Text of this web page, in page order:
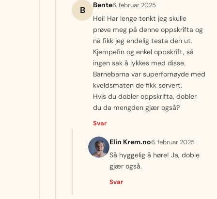
B Bente6. februar 2025
Hei! Har lenge tenkt jeg skulle
prøve meg på denne oppskrifta og
nå fikk jeg endelig testa den ut.
Kjempefin og enkel oppskrift, så
ingen sak å lykkes med disse.
Barnebarna var superfornøyde med
kveldsmaten de fikk servert.
Hvis du dobler oppskrifta, dobler
du da mengden gjær også?
Svar
Elin Krem.no6. februar 2025
Så hyggelig å høre! Ja, doble
gjær også.
Svar